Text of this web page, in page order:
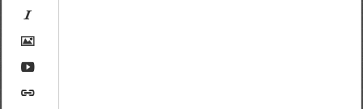



